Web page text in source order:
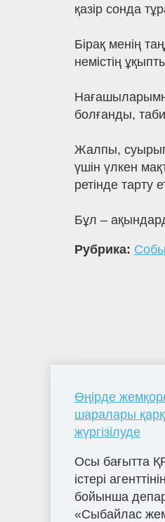
қазір сонда
Бірақ менің
немістің
болғанды,
Жалпы,
үшін үлкен
ретінде тарту
Бұл –
Рубрика:
Өңірде
шаралары
жүргізілуде
Осы бағытта
істері
бойынша
«Сыбайлас